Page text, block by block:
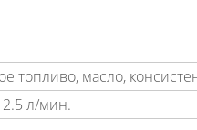
топливо, масло,
2.5 л/мин.